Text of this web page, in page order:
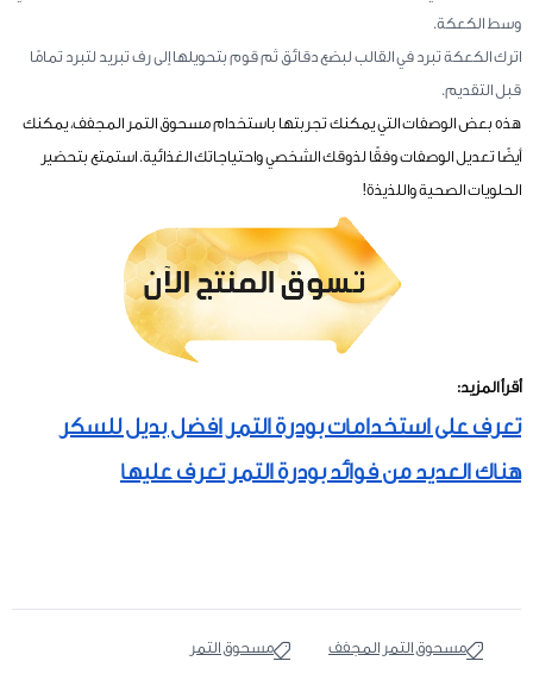
وسط الكعكة.
اترك الكعكة تبرد في القالب لبضع دقائق ثم قوم بتحويلها إلى رف تبريد لتبرد تمامًا
قبل التقديم.
هذه بعض الوصفات التي يمكنك تجربتها باستخدام مسحوق التمر المجفف، يمكنك
أيضًا تعديل الوصفات وفقًا لذوقك الشخصي واحتياجاتك الغذائية. استمتع بتحضير
الحلويات الصحية واللذيذة!
أقرأ المزيد:
تعرف على استخدامات بودرة التمر افضل بديل للسكر
هناك العديد من فوائد بودرة التمر تعرف عليها
مسحوق التمر المجفف مسحوق التمر